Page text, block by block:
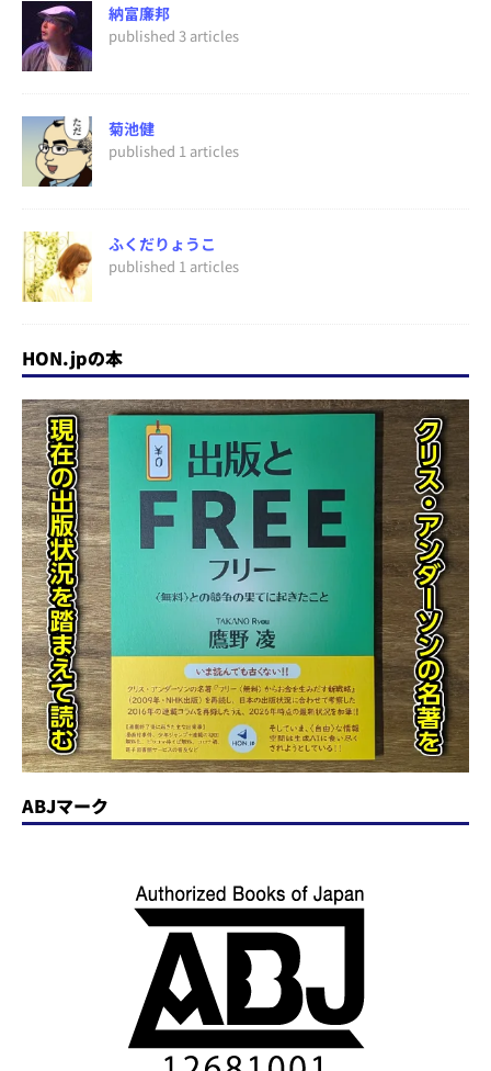
納富廉邦
published 3 articles
菊池健
published 1 articles
ふくだりょうこ
published 1 articles
HON.jpの本
ABJマーク